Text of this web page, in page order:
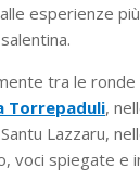
esperienze
tra le
Torrepaduli,
Lazzaru,
voci spiegate e